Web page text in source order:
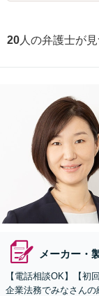
20 人の弁護士が
メーカー・
【電話相談OK】【初
企業法務でみなさん